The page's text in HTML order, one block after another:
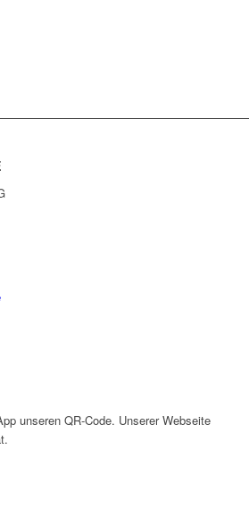
unseren QR-Code. Unserer Webseite